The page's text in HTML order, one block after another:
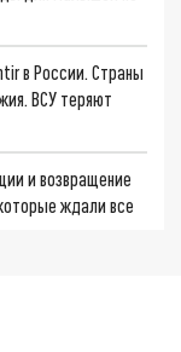
в России. Страны
ВСУ теряют
и возвращение
ждали все